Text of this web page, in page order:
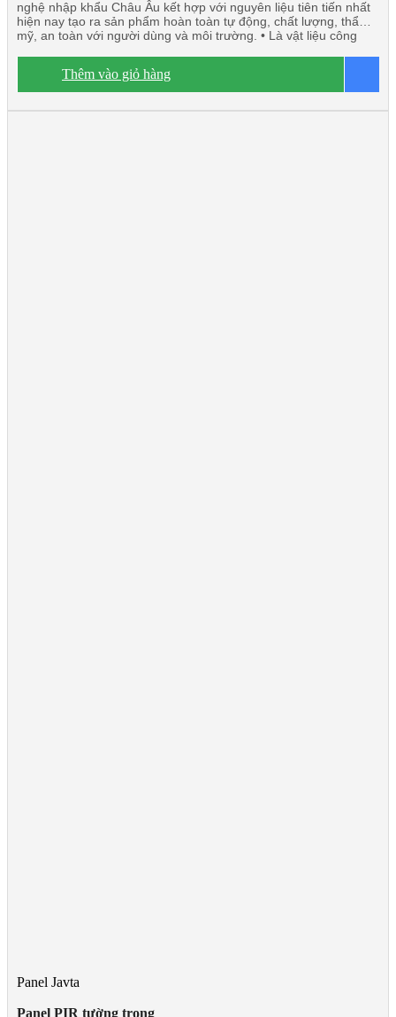
nghệ nhập khẩu Châu Âu kết hợp với nguyên liệu tiên tiến nhất
hiện nay tạo ra sản phẩm hoàn toàn tự động, chất lượng, thẩm
mỹ, an toàn với người dùng và môi trường. • Là vật liệu công
cách nhiệt đạt tiêu chuẩn TCVN 9311-8:2012: EI15 ÷ EI45 •
Panel PIR tường ngoài rất chắc chắn và nhẹ. Có khả năng cách
Thêm vào giỏ hàng
Panel Javta
Panel PIR tường trong